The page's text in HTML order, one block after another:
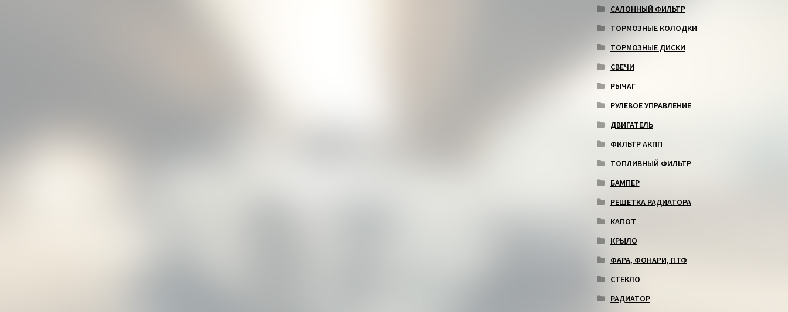
САЛОННЫЙ ФИЛЬТР
ТОРМОЗНЫЕ КОЛОДКИ
ТОРМОЗНЫЕ ДИСКИ
СВЕЧИ
РЫЧАГ
РУЛЕВОЕ УПРАВЛЕНИЕ
ДВИГАТЕЛЬ
ФИЛЬТР АКПП
ТОПЛИВНЫЙ ФИЛЬТР
БАМПЕР
РЕШЕТКА РАДИАТОРА
КАПОТ
КРЫЛО
ФАРА, ФОНАРИ, ПТФ
СТЕКЛО
РАДИАТОР